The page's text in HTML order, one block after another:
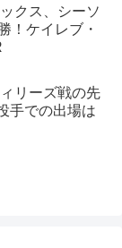
クス、シーソ
！ケイレブ・
リーズ戦の先
手での出場は